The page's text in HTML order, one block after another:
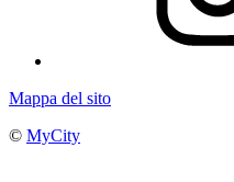
Mappa del sito
© MyCity